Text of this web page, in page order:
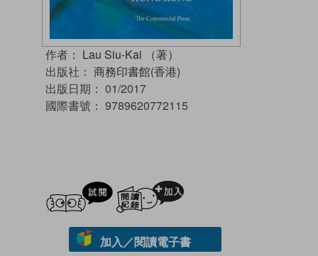
作者： Lau Siu-Kai （著）
出版社： 商務印書館(香港)
出版日期： 01/2017
國際書號： 9789620772115
試閲
加入／閱讀電子書